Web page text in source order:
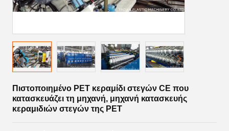
Πιστοποιημένο PET κεραμίδι στεγών CE που
κατασκευάζει τη μηχανή, μηχανή κατασκευής
κεραμιδιών στεγών της PET